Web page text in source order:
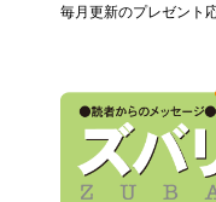
毎月更新のプレゼント